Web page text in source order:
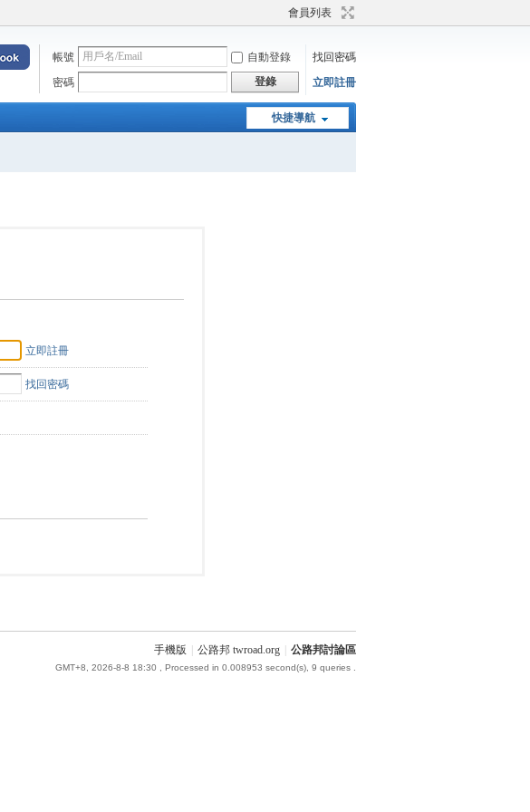
會員列表
帳號 自動登錄
找回密碼
密碼
登錄 立即註冊
快捷導航
立即註冊
找回密碼
手機版 公路邦 twroad.org 公路邦討論區
GMT+8, 2026-8-8 18:30 , Processed in 0.008953 second(s), 9 queries .